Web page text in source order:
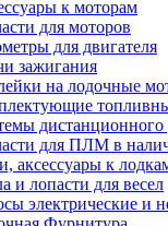
к моторам
для моторов
для двигателя
зажигания
на лодочные
дистанционного
для ПЛМ в
и лопасти для весел
электрические и